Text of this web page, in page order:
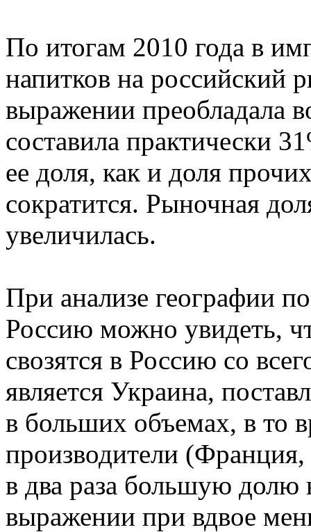
По итогам 2010 года в
напитков на российский
выражении преобладала
составила практически
ее доля, как и доля
сократится. Рыночная
увеличилась.
При анализе географии
Россию можно увидеть,
свозятся в Россию со
является Украина,
в больших объемах, в то
производители
в два раза большую долю
выражении при вдвое